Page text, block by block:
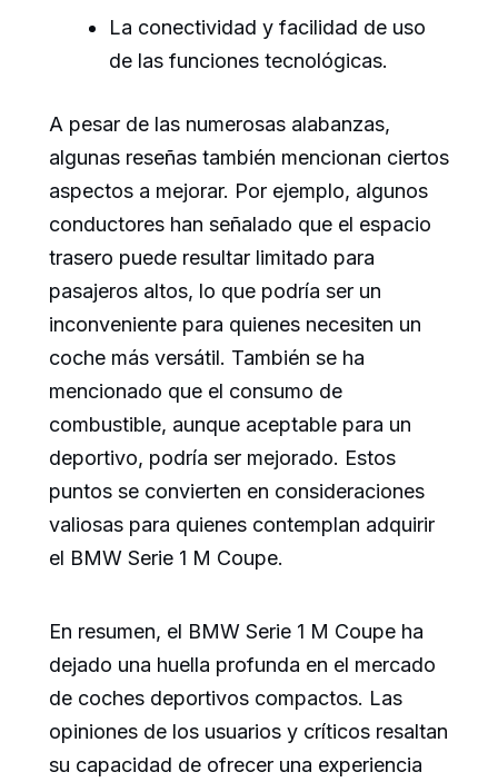
La conectividad y facilidad de uso
de las funciones tecnológicas.
A pesar de las numerosas alabanzas,
algunas reseñas también mencionan ciertos
aspectos a mejorar. Por ejemplo, algunos
conductores han señalado que el espacio
trasero puede resultar limitado para
pasajeros altos, lo que podría ser un
inconveniente para quienes necesiten un
coche más versátil. También se ha
mencionado que el consumo de
combustible, aunque aceptable para un
deportivo, podría ser mejorado. Estos
puntos se convierten en consideraciones
valiosas para quienes contemplan adquirir
el BMW Serie 1 M Coupe.
En resumen, el BMW Serie 1 M Coupe ha
dejado una huella profunda en el mercado
de coches deportivos compactos. Las
opiniones de los usuarios y críticos resaltan
su capacidad de ofrecer una experiencia